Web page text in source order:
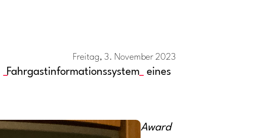
Freitag, 3. November 2023
Fahrgastinformationssystem
eines
Award